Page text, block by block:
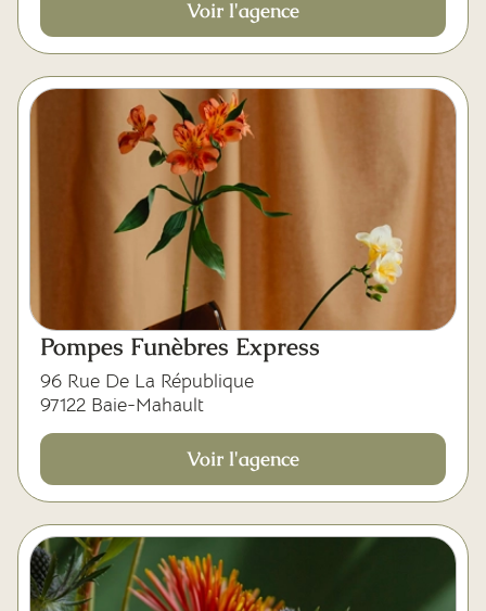
Voir l'agence
Pompes Funèbres Express
96 Rue De La République
97122 Baie-Mahault
Voir l'agence